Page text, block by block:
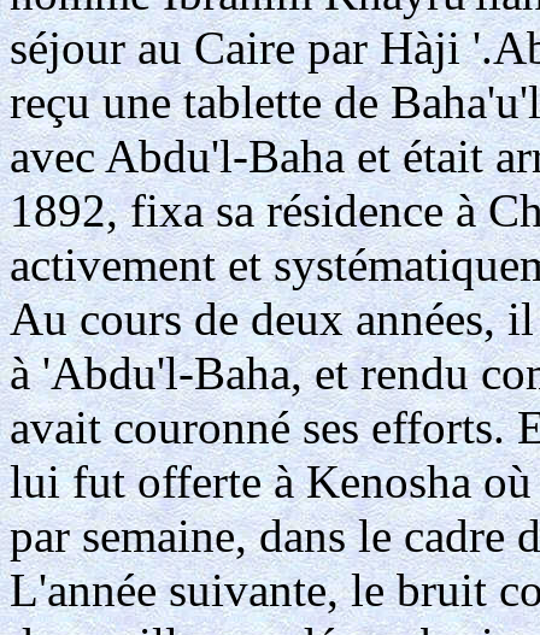
séjour au Caire par Hàji
reçu une tablette de
avec Abdu'l-Baha et était
1892, fixa sa résidence à
activement et
Au cours de deux années,
à 'Abdu'l-Baha, et rendu
avait couronné ses efforts.
lui fut offerte à Kenosha
par semaine, dans le cadre
L'année suivante, le bruit